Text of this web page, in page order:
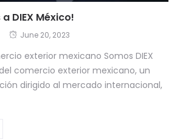
DIEX México!
June 20, 2023
exterior mexicano Somos DIEX
comercio exterior mexicano, un
dirigido al mercado internacional,